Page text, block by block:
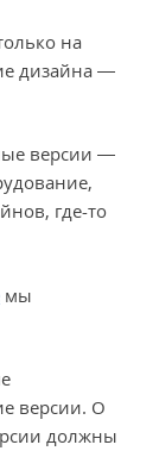
на
дизайна —
версии —
где-то
мы
версии. О
должны